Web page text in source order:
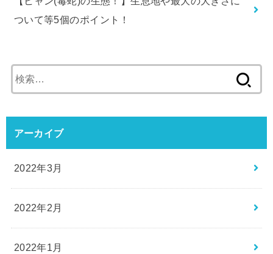
ついて等5個のポイント！
索:
アーカイブ
2022年3月
2022年2月
2022年1月